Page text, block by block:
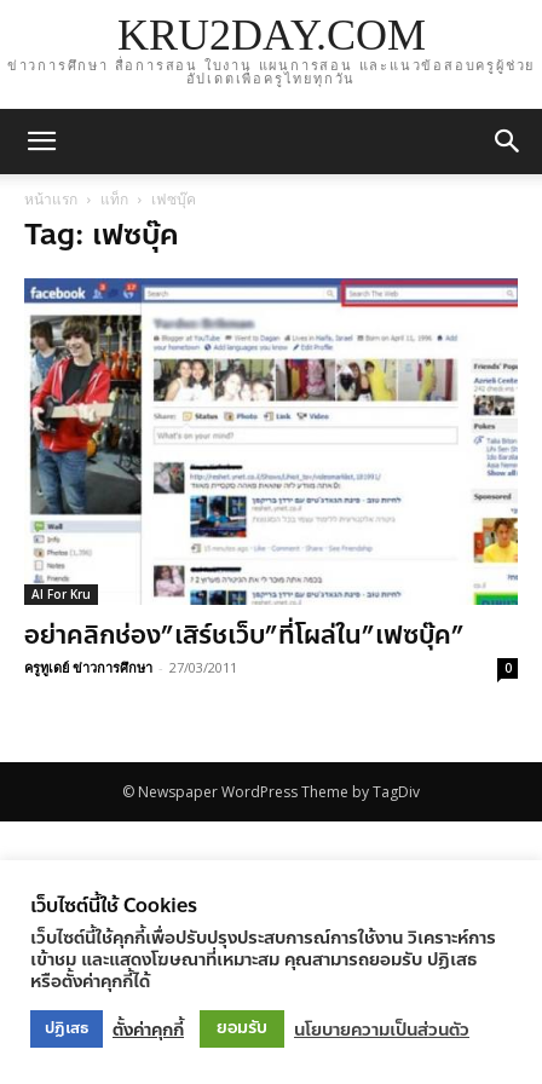
KRU2DAY.COM
ข่าวการศึกษา สื่อการสอน ใบงาน แผนการสอน และแนวข้อสอบครูผู้ช่วย
อัปเดตเพื่อครูไทยทุกวัน
หน้าแรก แท็ก เฟซบุ๊ค
Tag: เฟซบุ๊ค
AI For Kru
อย่าคลิกช่อง”เสิร์ชเว็บ”ที่โผล่ใน”เฟซบุ๊ค”
ครูทูเดย์ ข่าวการศึกษา - 27/03/2011 0
© Newspaper WordPress Theme by TagDiv
เว็บไซต์นี้ใช้ Cookies
เว็บไซต์นี้ใช้คุกกี้เพื่อปรับปรุงประสบการณ์การใช้งาน วิเคราะห์การ
เข้าชม และแสดงโฆษณาที่เหมาะสม คุณสามารถยอมรับ ปฏิเสธ
หรือตั้งค่าคุกกี้ได้
ปฏิเสธ ตั้งค่าคุกกี้ ยอมรับ นโยบายความเป็นส่วนตัว